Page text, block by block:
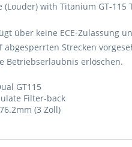
(Louder) with Titanium GT-115
über keine ECE-Zulassung
Strecken
Betriebserlaubnis erlöschen.
GT115
Filter-back
76.2mm (3 Zoll)